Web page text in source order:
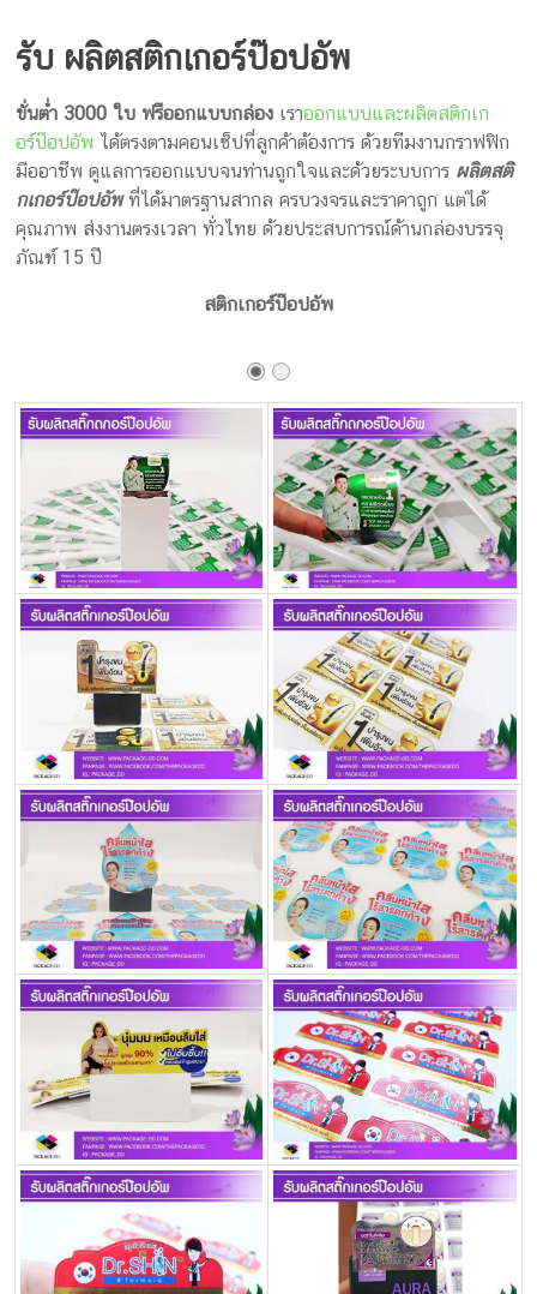
ฉลาก
ครบ
วงจร
ผลิต
ซอง
ฟอยล์
รับ
กล่อง
ครีม
ผลิต
กล่อง
สบู่
Packaging
Design
รับ
ผลิต
กล่อง
อางค์
รับ
ทำ
กล่อง
ครีม
ทำ
กล่อง
สบู่
รับ
ทำ
อาหาร
เสริม
รับ ผลิตสติกเกอร์ป๊อปอัพ
ขั่นต่ำ 3000 ใบฟรีออกแบบกล่อง เราออกแบบและผลิตสติกเก
อร์ป๊อปอัพ ได้ตรงตามคอนเซ็ปที่ลูกค้าต้องการ ด้วยทีมงานกราฟฟิก
มืออาชีพ ดูแลการออกแบบจนท่านถูกใจและด้วยระบบการ ผลิตสติ
กเกอร์ป๊อปอัพที่ได้มาตรฐานสากล ครบวงจรและราคาถูก แต่ได้
คุณภาพ ส่งงานตรงเวลา ทั่วไทย ด้วยประสบการณ์ด้านกล่องบรรจุ
ภัณฑ์ 15 ปี
สติกเกอร์ป๊อปอัพ